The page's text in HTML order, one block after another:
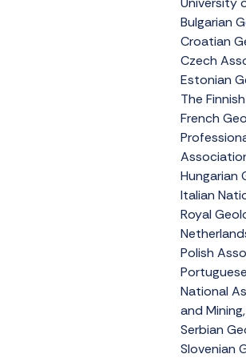
Bulgarian
Croatian
Czech
Estonian
The
French
Hungarian
Italian
Royal
Polish
National
and Mining,
Serbian
Slovenian